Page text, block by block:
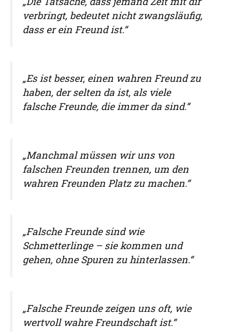
verbringt, bedeutet nicht zwangsläufig,
dass er ein Freund ist.“
„Es ist besser, einen wahren Freund zu
haben, der selten da ist, als viele
falsche Freunde, die immer da sind.“
„Manchmal müssen wir uns von
falschen Freunden trennen, um den
wahren Freunden Platz zu machen.“
„Falsche Freunde sind wie
Schmetterlinge – sie kommen und
gehen, ohne Spuren zu hinterlassen.“
„Falsche Freunde zeigen uns oft, wie
wertvoll wahre Freundschaft ist.“